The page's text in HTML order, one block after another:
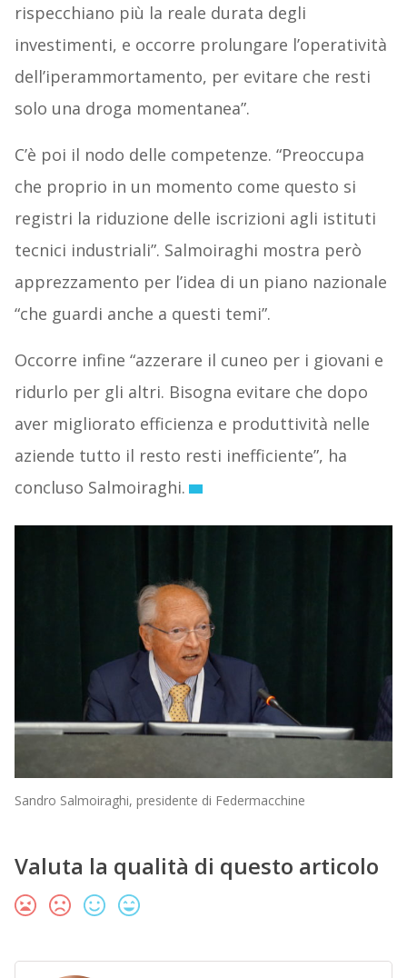
rispecchiano più la reale durata degli
investimenti, e occorre prolungare l’operatività
dell’iperammortamento, per evitare che resti
solo una droga momentanea”.
C’è poi il nodo delle competenze. “Preoccupa
che proprio in un momento come questo si
registri la riduzione delle iscrizioni agli istituti
tecnici industriali”. Salmoiraghi mostra però
apprezzamento per l’idea di un piano nazionale
“che guardi anche a questi temi”.
Occorre infine “azzerare il cuneo per i giovani e
ridurlo per gli altri. Bisogna evitare che dopo
aver migliorato efficienza e produttività nelle
aziende tutto il resto resti inefficiente”, ha
concluso Salmoiraghi.
Sandro Salmoiraghi, presidente di Federmacchine
Valuta la qualità di questo articolo